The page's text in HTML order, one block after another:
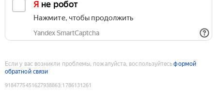
Я не робот
Нажмите, чтобы продолжить
Yandex SmartCaptcha
Если у вас возникли проблемы, пожалуйста, воспользуйтесьформой
обратной связи
9184775451627938863:1786131261